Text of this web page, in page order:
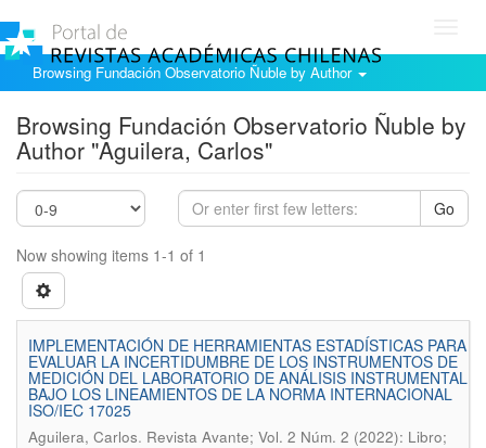
Browsing Fundación Observatorio Ñuble by Author
Browsing Fundación Observatorio Ñuble by
Author "Aguilera, Carlos"
Go
Now showing items 1-1 of 1
IMPLEMENTACIÓN DE HERRAMIENTAS ESTADÍSTICAS PARA
EVALUAR LA INCERTIDUMBRE DE LOS INSTRUMENTOS DE
MEDICIÓN DEL LABORATORIO DE ANÁLISIS INSTRUMENTAL
BAJO LOS LINEAMIENTOS DE LA NORMA INTERNACIONAL
ISO/IEC 17025
Aguilera, Carlos. Revista Avante; Vol. 2 Núm. 2 (2022): Libro;